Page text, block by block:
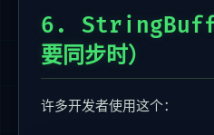
6.
要同步时）
许多开发者使用这个：